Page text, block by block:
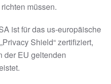
müssen.
ist für das us-europäische
Shield“ zertifiziert,
der EU geltenden